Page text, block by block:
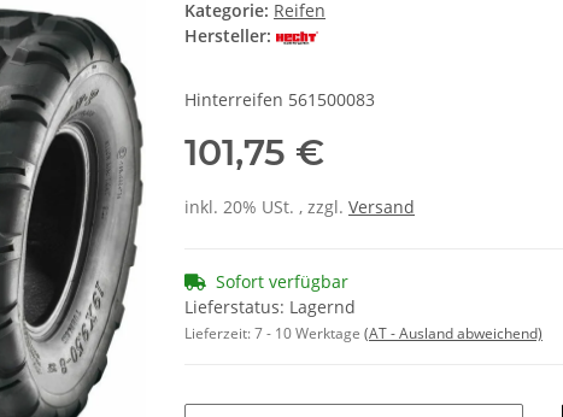
Kategorie: Reifen
Hersteller:
Hinterreifen 561500083
101,75 €
inkl. 20% USt. , zzgl. Versand
Sofort verfügbar
Lieferstatus: Lagernd
Lieferzeit:7 - 10 Werktage (AT - Ausland abweichend)